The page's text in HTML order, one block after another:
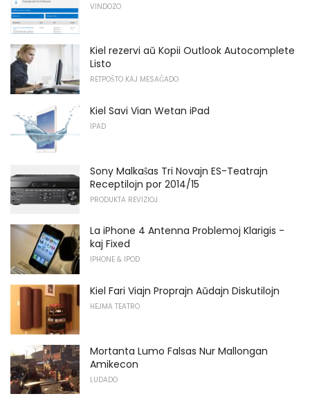
VINDOZO
Kiel rezervi aŭ Kopii Outlook Autocomplete
Listo
RETPOŜTO KAJ MESAĜADO
Kiel Savi Vian Wetan iPad
IPAD
Sony Malkaŝas Tri Novajn ES-Teatrajn
Receptilojn por 2014/15
PRODUKTA REVIZIOJ
La iPhone 4 Antenna Problemoj Klarigis -
kaj Fixed
IPHONE & IPOD
Kiel Fari Viajn Proprajn Aŭdajn Diskutilojn
HEJMA TEATRO
Mortanta Lumo Falsas Nur Mallongan
Amikecon
LUDADO